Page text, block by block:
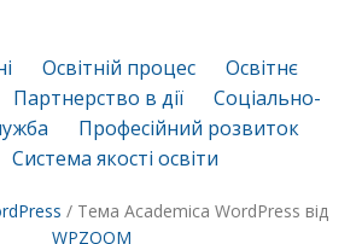
Освітній процес
Освітнє
Партнерство в дії
Соціально-
Професійний розвиток
Система якості освіти
/ Тема Academica WordPress від
WPZOOM